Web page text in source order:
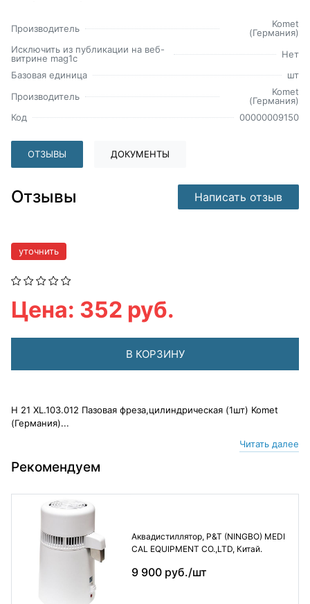
Производитель
Komet
(Германия)
Исключить из публикации на веб-
витрине mag1c
Нет
Базовая единица
шт
Производитель
Komet
(Германия)
Код
00000009150
ОТЗЫВЫ ДОКУМЕНТЫ
Отзывы Написать отзыв
уточнить
Цена: 352 руб.
В КОРЗИНУ
Н 21 XL.103.012 Пазовая фреза,цилиндрическая (1шт) Komet
(Германия)...
Читать далее
Рекомендуем
Аквадистиллятор, P&T (NINGBO) MEDI
CAL EQUIPMENT CO.,LTD, Китай.
9 900 руб./шт